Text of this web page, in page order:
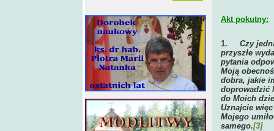
Akt pokutny:
1. Czy
przyszłe
pytania
Moją
dobra, jakie
doprowadzić
do Moich
Uznajcie
Mojego
samego.[3]